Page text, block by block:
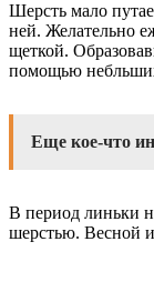
Шерсть мало
ней. Желательно
щеткой.
помощью
Еще кое-что
В период линьки
шерстью. Весной и